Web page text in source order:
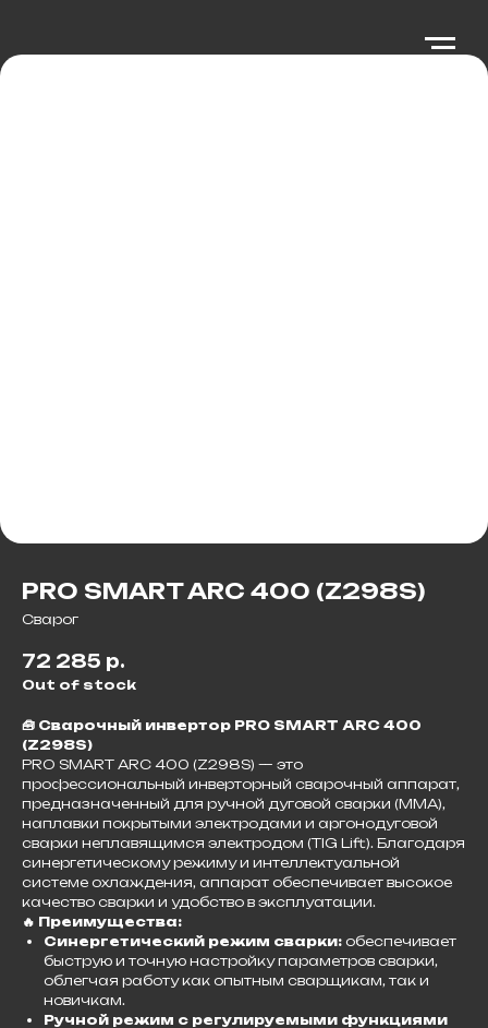
PRO SMART ARC 400 (Z298S)
Сварог
72 285 р.
Out of stock
🧰 Сварочный инвертор PRO SMART ARC 400
(Z298S)
PRO SMART ARC 400 (Z298S) — это
профессиональный инверторный сварочный аппарат,
предназначенный для ручной дуговой сварки (MMA),
наплавки покрытыми электродами и аргонодуговой
сварки неплавящимся электродом (TIG Lift). Благодаря
синергетическому режиму и интеллектуальной
системе охлаждения, аппарат обеспечивает высокое
качество сварки и удобство в эксплуатации.​
🔥 Преимущества:
Синергетический режим сварки: обеспечивает
быструю и точную настройку параметров сварки,
облегчая работу как опытным сварщикам, так и
новичкам.
Ручной режим с регулируемыми функциями